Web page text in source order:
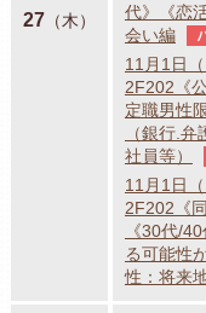
27（木）
代》《恋
会い編
11月1日
2F202《
定職男性
（銀行.
社員等）
11月1日
2F202《
《30代/
る可能性
性：将来